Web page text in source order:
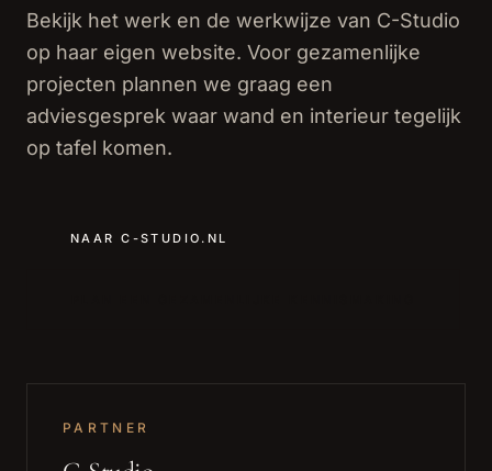
Bekijk het werk en de werkwijze van C-Studio
op haar eigen website. Voor gezamenlijke
projecten plannen we graag een
adviesgesprek waar wand en interieur tegelijk
op tafel komen.
NAAR C-STUDIO.NL
PARTNER